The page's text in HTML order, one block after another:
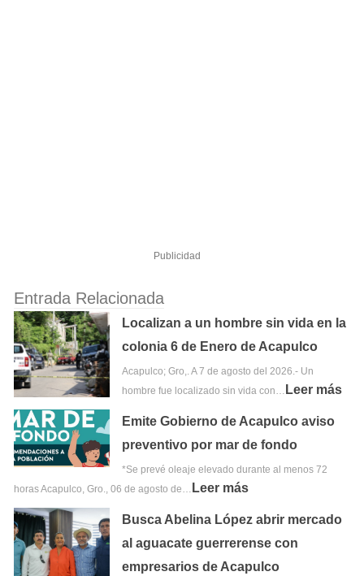
Publicidad
Entrada Relacionada
Localizan a un hombre sin vida en la
colonia 6 de Enero de Acapulco
Acapulco; Gro,. A 7 de agosto del 2026.- Un
hombre fue localizado sin vida con… Leer más
Emite Gobierno de Acapulco aviso
preventivo por mar de fondo
*Se prevé oleaje elevado durante al menos 72
horas Acapulco, Gro., 06 de agosto de… Leer más
Busca Abelina López abrir mercado
al aguacate guerrerense con
empresarios de Acapulco